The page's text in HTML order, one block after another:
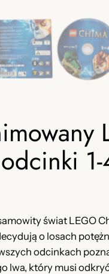
świat LEGO
o losach
odcinkach
lwa, który musi